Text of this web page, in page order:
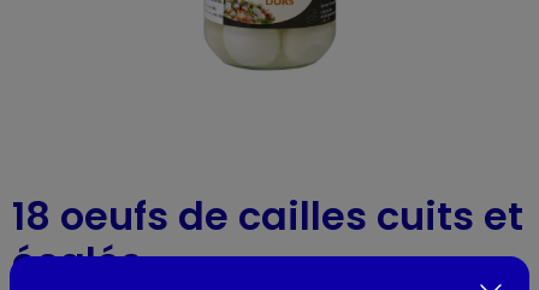
18 oeufs de cailles cuits et
écalés